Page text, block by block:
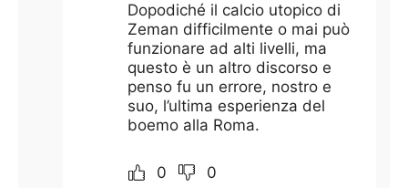
Dopodiché il calcio utopico di
Zeman difficilmente o mai può
funzionare ad alti livelli, ma
questo è un altro discorso e
penso fu un errore, nostro e
suo, l’ultima esperienza del
boemo alla Roma.
0 0